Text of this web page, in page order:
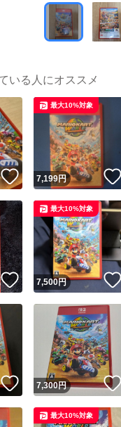
いる人にオススメ
いいね！
7,199円
最大10%対象
いいね！
7,500円
最大10%対象
いいね！
7,300円
最大10%対象